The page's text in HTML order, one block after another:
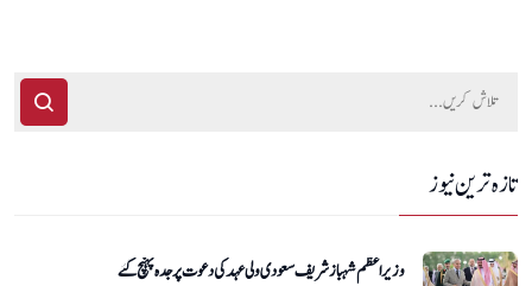
تازہ ترین نیوز
وزیراعظم شہباز شریف سعودی ولی عہد کی دعوت پر جدہ پہنچ گئے